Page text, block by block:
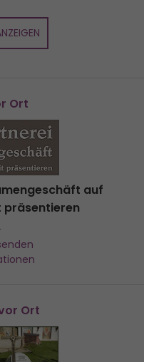
Ort
auf
Ort